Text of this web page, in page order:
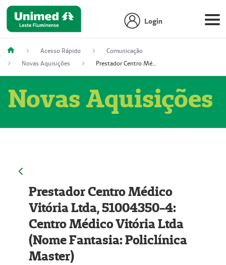
Login
Acesso Rápido
Comunicação
Novas Aquisições
Prestador Centro Médico Vitória Ltda, 51004350-4: Centro Médico Vitória Ltda (Nome Fantasia: Policlínica Master)
Novas Aquisições
Prestador Centro Médico
Vitória Ltda, 51004350-4:
Centro Médico Vitória Ltda
(Nome Fantasia: Policlínica
Master)